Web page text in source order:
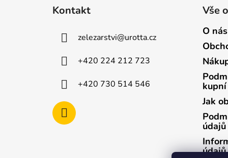
Kontakt
zelezarstvi@urotta.cz
+420 224 212 723
+420 730 514 546
Vše
O nás
Jak
údajů